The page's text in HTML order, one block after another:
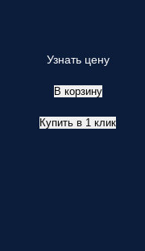
Узнать цену
В корзину
Купить в 1 клик